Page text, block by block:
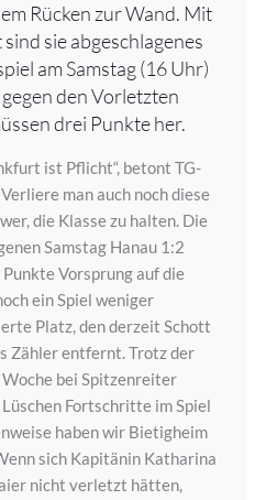
Rücken zur Wand. Mit
sie abgeschlagenes
am Samstag (16 Uhr)
den Vorletzten
drei Punkte her.
ist Pflicht“, betont TG-
man auch noch diese
die Klasse zu halten. Die
Samstag Hanau 1:2
Vorsprung auf die
ein Spiel weniger
Platz, den derzeit Schott
Zähler entfernt. Trotz der
bei Spitzenreiter
Fortschritte im Spiel
haben wir Bietigheim
sich Kapitänin Katharina
nicht verletzt hätten,